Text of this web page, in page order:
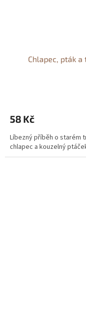
Chlapec, pták
58 Kč
Líbezný příběh o starém
chlapec a kouzelný